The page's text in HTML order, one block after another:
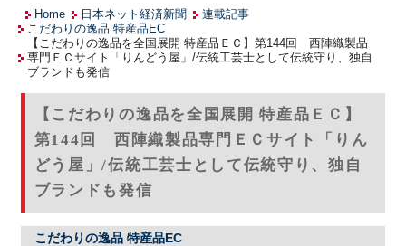
Home 日本ネット経済新聞
連載記事
こだわりの逸品 特産品EC
【こだわりの逸品を全国展開 特産品ＥＣ】第144回 西陣織製品
専門ＥＣサイト「りんどう屋」/伝統工芸士として伝統守り、独自
ブランドも発信
【こだわりの逸品を全国展開 特産品ＥＣ】
第144回 西陣織製品専門ＥＣサイト「りん
どう屋」/伝統工芸士として伝統守り、独自
ブランドも発信
こだわりの逸品 特産品EC